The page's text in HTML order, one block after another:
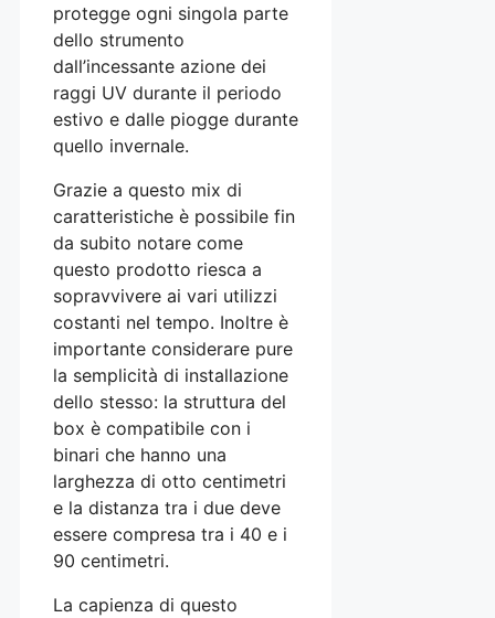
protegge ogni singola parte
dello strumento
dall’incessante azione dei
raggi UV durante il periodo
estivo e dalle piogge durante
quello invernale.
Grazie a questo mix di
caratteristiche è possibile fin
da subito notare come
questo prodotto riesca a
sopravvivere ai vari utilizzi
costanti nel tempo. Inoltre è
importante considerare pure
la semplicità di installazione
dello stesso: la struttura del
box è compatibile con i
binari che hanno una
larghezza di otto centimetri
e la distanza tra i due deve
essere compresa tra i 40 e i
90 centimetri.
La capienza di questo